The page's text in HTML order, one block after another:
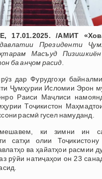
17.01.2025. /АМИТ
Президенти
Масъуд
ба анҷом расид.
дар Фурудгоҳи
Ҷумҳурии Исломии Эрон
Раиси Маҷлиси
Тоҷикистон
расмӣ гусел намуданд.
ки зимни ин
сатҳи олии
ва ҳайатҳои расмии
рӯйи натиҷаҳои он 23